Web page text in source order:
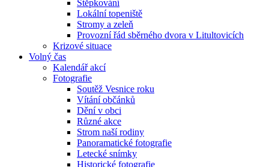
Štěpkování
Lokální topeniště
Stromy a zeleň
Provozní řád sběrného dvora v Litultovicích
Krizové situace
Volný čas
Kalendář akcí
Fotografie
Soutěž Vesnice roku
Vítání občánků
Dění v obci
Různé akce
Strom naší rodiny
Panoramatické fotografie
Letecké snímky
Historické fotografie